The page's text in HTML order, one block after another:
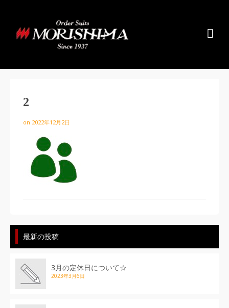
2
on 2022年12月2日
最新の投稿
3月の定休日について☆
2023年3月6日